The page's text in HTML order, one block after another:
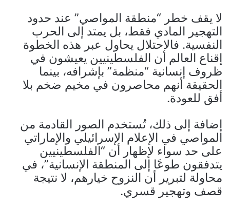
لا يقف خطر “منطقة المواصي” عند حدود
التهجير المادي فقط، بل يمتد إلى الحرب
النفسية. فالاحتلال يحاول عبر هذه الخطوة
إقناع العالم أن الفلسطينيين يعيشون في
ظروف إنسانية “منظمة” بإشرافه، بينما
الحقيقة أنهم محاصرون في مخيم ضخم بلا
أفق للعودة.
إضافة إلى ذلك، تُستخدم الصور القادمة من
المواصي في الإعلام الإسرائيلي والإماراتي
على حد سواء لإظهار أن “الفلسطينيين
يتدفقون طوعًا إلى المنطقة الإنسانية”، في
محاولة لتبرير أن النزوح خيارهم، لا نتيجة
قصف وتهجير قسري.